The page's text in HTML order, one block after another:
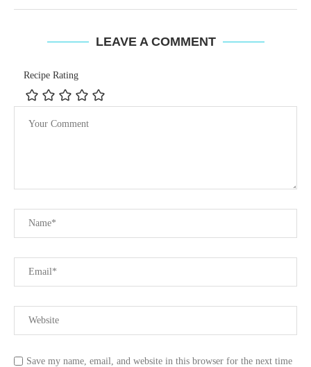
LEAVE A COMMENT
Recipe Rating
Save my name, email, and website in this browser for the next time